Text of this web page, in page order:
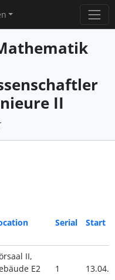
II
Serial Start
II,
E2
1